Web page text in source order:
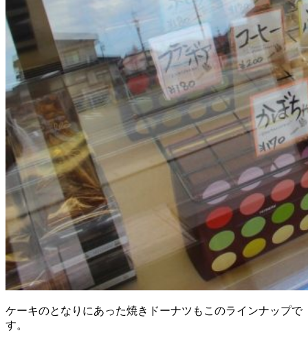
ケーキのとなりにあった焼きドーナツもこのラインナップで
す。